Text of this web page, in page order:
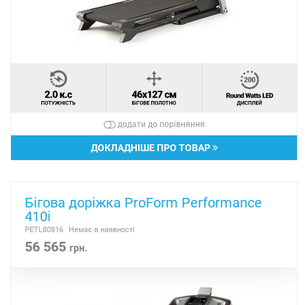
додати до порівняння
ДОКЛАДНІШЕ ПРО ТОВАР
Бігова доріжка ProForm Performance
410i
PETL80816 Немає в наявності
56 565 грн.